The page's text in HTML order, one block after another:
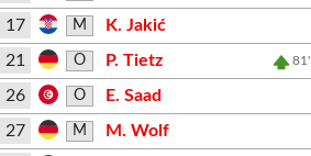
17
M
K. Jakić
21
O P. Tietz 81'
26 O E. Saad
27 M
M. Wolf